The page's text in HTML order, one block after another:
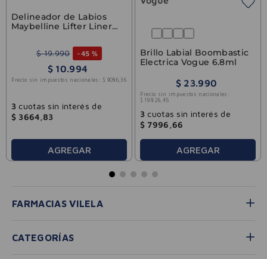
Delineador de Labios
Maybelline Lifter Liner
$ 19.990 -45 %
$ 10.994
Precio sin impuestos nacionales: $ 9086 ,36
3cuotas sin interés de
$ 3664 83
AGREGAR
Brillo Labial Boombastic
Electrica Vogue 6.8ml
$ 23.990
Precio sin impuestos nacionales:
$ 19.826, 45
3cuotas sin interés de
$ 7996 66
AGREGAR
FARMACIAS VILELA
CATEGORÍAS